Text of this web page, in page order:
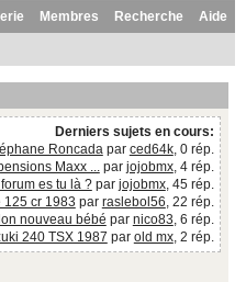
Aide
Recherche
Membres
Derniers sujets en cours:
Roncadapar ced64k, 0 rép.
Maxx ...par jojobmx, 4 rép.
es tu là ?par jojobmx, 45 rép.
cr 1983 par raslebol56, 22 rép.
nouveau bébé par nico83, 6 rép.
240 TSX 1987 par old mx, 2 rép.